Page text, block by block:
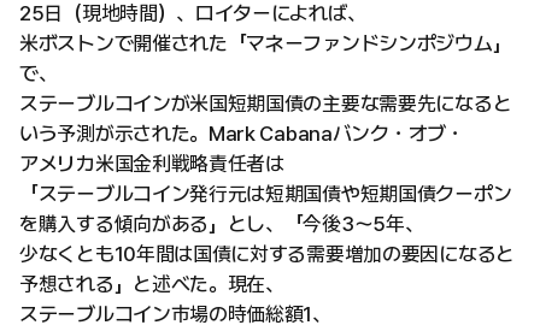
25日（現地時間）、ロイターによれば、
米ボストンで開催された「マネーファンドシンポジウム」
で、
ステーブルコインが米国短期国債の主要な需要先になると
いう予測が示された。Mark Cabanaバンク・オブ・
アメリカ米国金利戦略責任者は
「ステーブルコイン発行元は短期国債や短期国債クーポン
を購入する傾向がある」とし、「今後3〜5年、
少なくとも10年間は国債に対する需要増加の要因になると
予想される」と述べた。現在、
ステーブルコイン市場の時価総額1、